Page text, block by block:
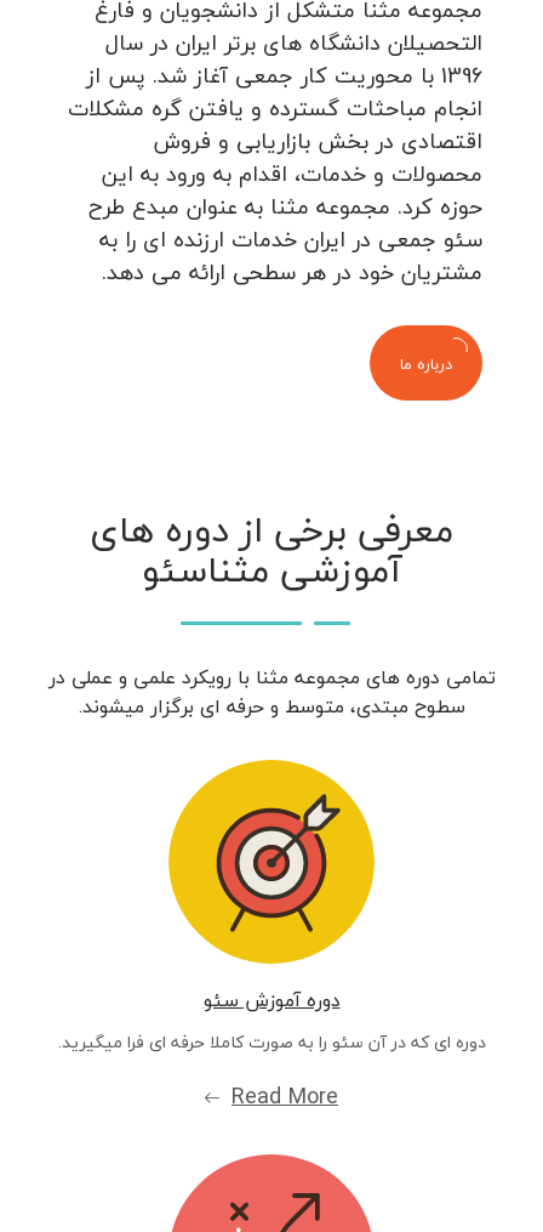
مجموعه مثنا متشکل از دانشجویان و فارغ
التحصیلان دانشگاه های برتر ایران در سال
1396 با محوریت کار جمعی آغاز شد. پس از
انجام مباحثات گسترده و یافتن گره مشکلات
اقتصادی در بخش بازاریابی و فروش
محصولات و خدمات، اقدام به ورود به این
حوزه کرد. مجموعه مثنا به عنوان مبدع طرح
سئو جمعی در ایران خدمات ارزنده ای را به
مشتریان خود در هر سطحی ارائه می دهد.
درباره ما
معرفی برخی از دوره های
آموزشی مثناسئو
تمامی دوره های مجموعه مثنا با رویکرد علمی و عملی در
سطوح مبتدی، متوسط و حرفه ای برگزار میشوند.
دوره آموزش سئو
دوره ای که در آن سئو را به صورت کاملا حرفه ای فرا میگیرید.
Read More